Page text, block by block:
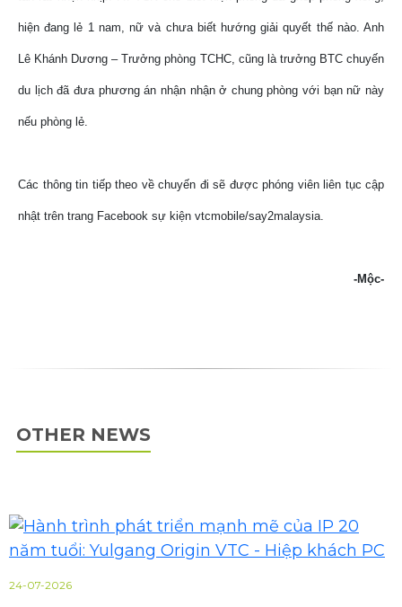
hiện đang lẻ 1 nam, nữ và chưa biết hướng giải quyết thế nào. Anh
Lê Khánh Dương – Trưởng phòng TCHC, cũng là trưởng BTC chuyến
du lịch đã đưa phương án nhận nhận ở chung phòng với bạn nữ này
nếu phòng lẻ.
Các thông tin tiếp theo về chuyến đi sẽ được phóng viên liên tục cập
nhật trên trang Facebook sự kiện vtcmobile/say2malaysia.
-Mộc-
OTHER NEWS
24-07-2026